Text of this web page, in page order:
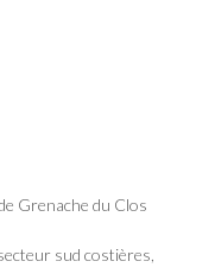
Grenache du Clos
sud costières,